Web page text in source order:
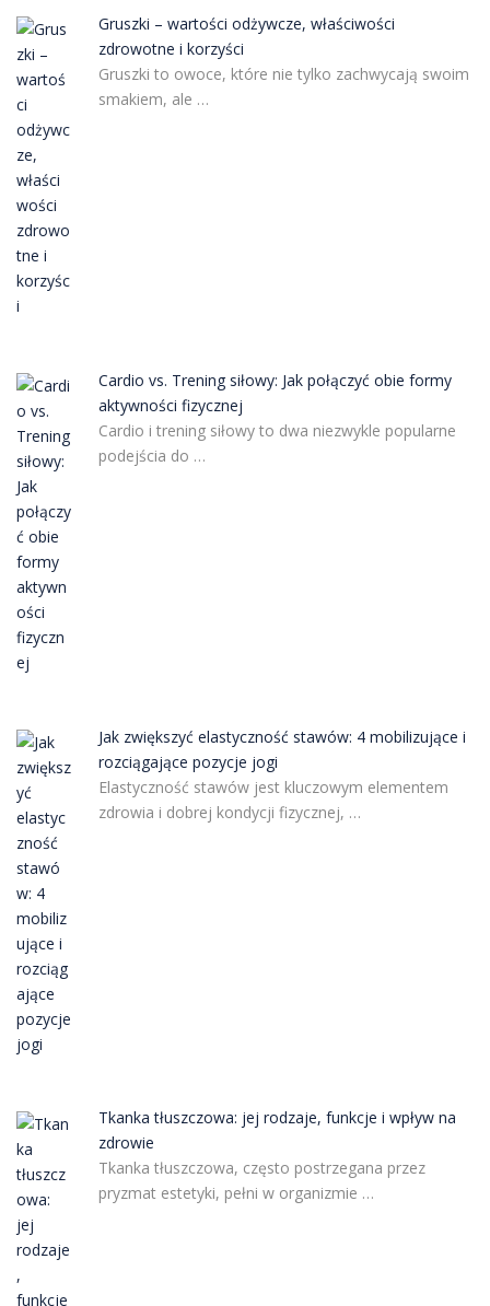
Gruszki – wartości odżywcze, właściwości
zdrowotne i korzyści
Gruszki to owoce, które nie tylko zachwycają swoim
smakiem, ale …
Cardio vs. Trening siłowy: Jak połączyć obie formy
aktywności fizycznej
Cardio i trening siłowy to dwa niezwykle popularne
podejścia do …
Jak zwiększyć elastyczność stawów: 4 mobilizujące i
rozciągające pozycje jogi
Elastyczność stawów jest kluczowym elementem
zdrowia i dobrej kondycji fizycznej, …
Tkanka tłuszczowa: jej rodzaje, funkcje i wpływ na
zdrowie
Tkanka tłuszczowa, często postrzegana przez
pryzmat estetyki, pełni w organizmie …